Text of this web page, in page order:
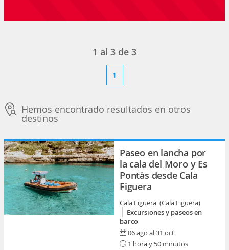
1 al 3 de 3
1
Hemos encontrado resultados en otros
destinos
Paseo en lancha por
la cala del Moro y Es
Pontàs desde Cala
Figuera
Cala Figuera (Cala Figuera)
Excursiones y paseos en
barco
06 ago al 31 oct
1 hora y 50 minutos